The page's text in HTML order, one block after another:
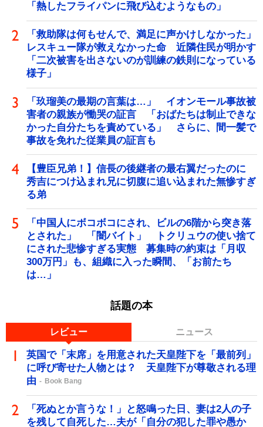
「熱したフライパンに飛び込むようなもの」
「救助隊は何もせんで、満足に声かけしなかった」
レスキュー隊が救えなかった命 近隣住民が明かす
「二次被害を出さないのが訓練の鉄則になっている
様子」
「玖瑠美の最期の言葉は…」 イオンモール事故被
害者の親族が慟哭の証言 「おばたちは制止できな
かった自分たちを責めている」 さらに、間一髪で
事故を免れた従業員の証言も
【豊臣兄弟！】信長の後継者の最右翼だったのに
秀吉につけ込まれ兄に切腹に追い込まれた無惨すぎ
る弟
「中国人にボコボコにされ、ビルの6階から突き落
とされた」 「闇バイト」 トクリュウの使い捨て
にされた悲惨すぎる実態 募集時の約束は「月収
300万円」も、組織に入った瞬間、「お前たち
は…」
話題の本
レビュー ニュース
英国で「末席」を用意された天皇陛下を「最前列」
に呼び寄せた人物とは？ 天皇陛下が尊敬される理
由
Book Bang
「死ぬとか言うな！」と怒鳴った日、妻は2人の子
を残して自死した…夫が「自分の犯した罪や愚か